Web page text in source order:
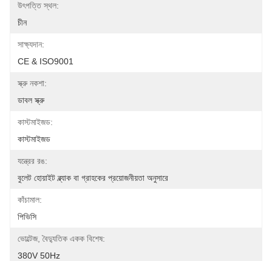
উৎপত্তি স্থল:
চীন
সাক্ষ্যদান:
CE & ISO9001
স্ক্রু নকশা:
ডাবল স্ক্রু
কাস্টমাইজড:
কাস্টমাইজড
যন্ত্রের রঙ:
বুলেট হোয়াইট ব্ল্যাক বা গ্রাহকের প্রয়োজনীয়তা অনুসারে
কাঁচামাল:
পিভিসি
ভোল্টেজ, বৈদ্যুতিক একক বিশেষ:
380V 50Hz